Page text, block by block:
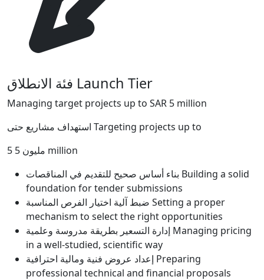
فئة الانطلاق Launch Tier
Managing target projects up to SAR 5 million
استهداف مشاريع حتى Targeting projects up to
5 مليون 5 million
بناء أساس صحيح للتقديم في المناقصات Building a solid
foundation for tender submissions
ضبط آلية اختيار الفرص المناسبة Setting a proper
mechanism to select the right opportunities
إدارة التسعير بطريقة مدروسة وعلمية Managing pricing
in a well-studied, scientific way
إعداد عروض فنية ومالية احترافية Preparing
professional technical and financial proposals